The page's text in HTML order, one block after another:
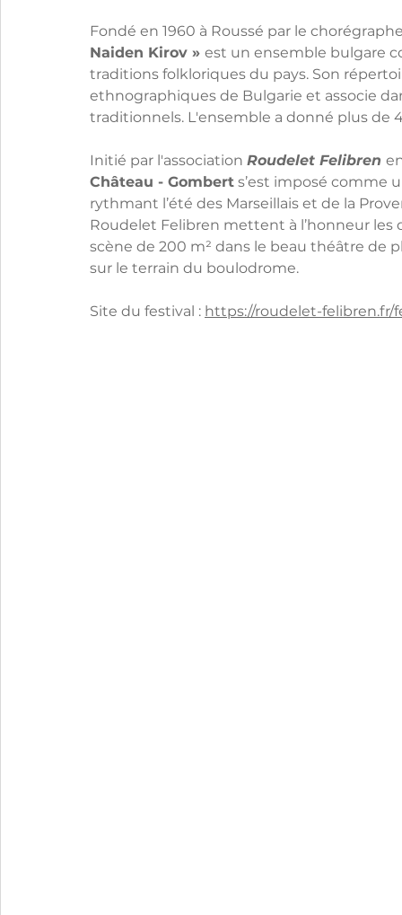
Fondé en 1960 à Roussé par le
Naiden Kirov » est un ensemble bulgare
traditions folkloriques du pays. Son
ethnographiques de Bulgarie et associe
traditionnels. L'ensemble a donné plus de
Initié par l'association Roudelet Felibren
Château - Gombert s’est imposé comme
rythmant l’été des Marseillais et de la
Roudelet Felibren mettent à l’honneur
scène de 200 m² dans le beau théâtre de
sur le terrain du boulodrome.
Site du festival : https://roudelet-felibren.fr/